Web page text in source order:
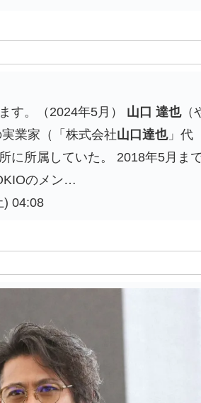
す。（2024年5月） 山口 達也（
業家（「株式会社山口達也」代
に所属していた。 2018年5月ま
のメン…
) 04:08